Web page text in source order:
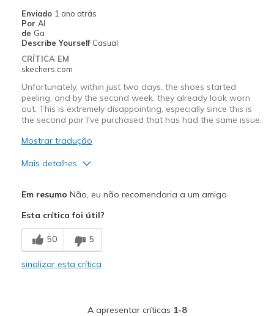
Enviado 1 ano atrás
Por Al
de Ga
Describe Yourself Casual
CRÍTICA EM
skechers.com
Unfortunately, within just two days, the shoes started
peeling, and by the second week, they already look worn
out. This is extremely disappointing, especially since this is
the second pair I've purchased that has had the same issue.
Mostrar tradução
Mais detalhes
Poor quality on the shoes
Contras
Poor Quality
Em resumo Não, eu não recomendaria a um amigo
Esta crítica foi útil?
50 5
sinalizar esta crítica
A apresentar críticas 1-8